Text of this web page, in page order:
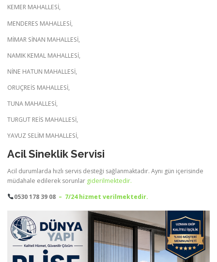
KEMER MAHALLESİ,
MENDERES MAHALLESİ,
MİMAR SİNAN MAHALLESİ,
NAMIK KEMAL MAHALLESİ,
NİNE HATUN MAHALLESİ,
ORUÇREİS MAHALLESİ,
TUNA MAHALLESİ,
TURGUT REİS MAHALLESİ,
YAVUZ SELİM MAHALLESİ,
Acil Sineklik Servisi
Acil durumlarda hızlı servis desteği sağlanmaktadır. Aynı gün içerisinde
müdahale edilerek sorunlar giderilmektedir.
0530 178 39 08 – 7/24 hizmet verilmektedir.